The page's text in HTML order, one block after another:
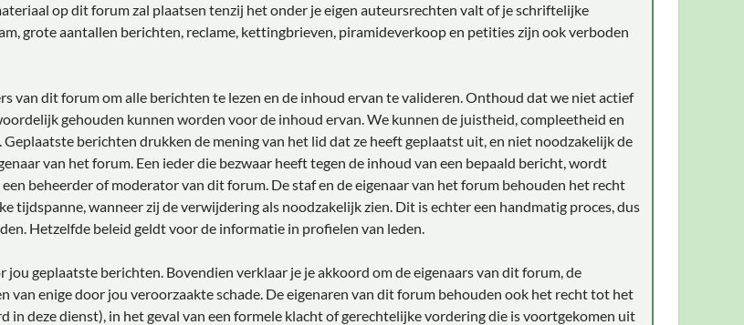
op dit forum zal plaatsen tenzij het onder je eigen auteursrechten valt of je schriftelijke
grote aantallen berichten, reclame, kettingbrieven, piramideverkoop en petities zijn ook verboden
van dit forum om alle berichten te lezen en de inhoud ervan te valideren. Onthoud dat we niet actief
gehouden kunnen worden voor de inhoud ervan. We kunnen de juistheid, compleetheid en
berichten drukken de mening van het lid dat ze heeft geplaatst uit, en niet noodzakelijk de
van het forum. Een ieder die bezwaar heeft tegen de inhoud van een bepaald bericht, wordt
beheerder of moderator van dit forum. De staf en de eigenaar van het forum behouden het recht
wanneer zij de verwijdering als noodzakelijk zien. Dit is echter een handmatig proces, dus
Hetzelfde beleid geldt voor de informatie in profielen van leden.
geplaatste berichten. Bovendien verklaar je je akkoord om de eigenaars van dit forum, de
enige door jou veroorzaakte schade. De eigenaren van dit forum behouden ook het recht tot het
deze dienst), in het geval van een formele klacht of gerechtelijke vordering die is voortgekomen uit